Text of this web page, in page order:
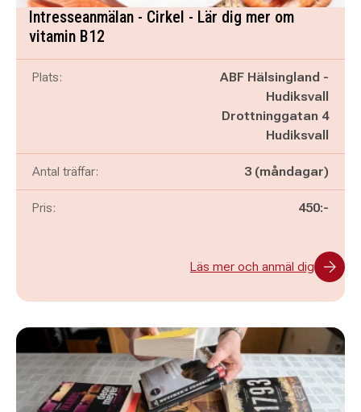
Intresseanmälan - Cirkel - Lär dig mer om
vitamin B12
Plats:
ABF Hälsingland -
Hudiksvall
Drottninggatan 4
Hudiksvall
Antal träffar: 3 (måndagar)
Pris: 450:-
Läs mer och anmäl dig